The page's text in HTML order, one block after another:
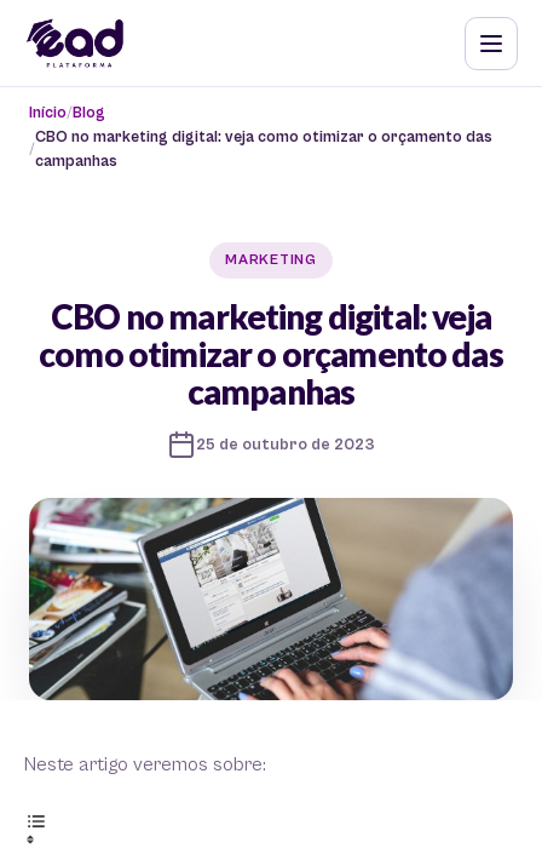
Início Blog
CBO no marketing digital: veja como otimizar o orçamento das
campanhas
MARKETING
CBO no marketing digital: veja
como otimizar o orçamento das
campanhas
25 de outubro de 2023
Neste artigo veremos sobre: